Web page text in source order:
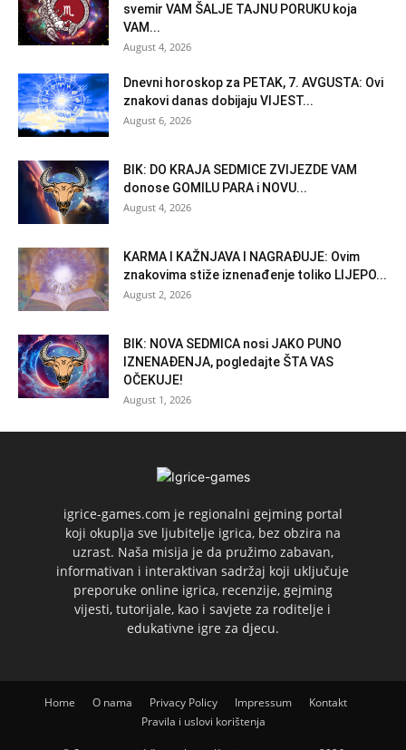
svemir VAM ŠALJE TAJNU PORUKU koja
VAM...
August 4, 2026
Dnevni horoskop za PETAK, 7. AVGUSTA: Ovi
znakovi danas dobijaju VIJEST...
August 6, 2026
BIK: DO KRAJA SEDMICE ZVIJEZDE VAM
donose GOMILU PARA i NOVU...
August 4, 2026
KARMA I KAŽNJAVA I NAGRAĐUJE: Ovim
znakovima stiže iznenađenje toliko LIJEPO...
August 2, 2026
BIK: NOVA SEDMICA nosi JAKO PUNO
IZNENAĐENJA, pogledajte ŠTA VAS
OČEKUJE!
August 1, 2026
igrice-games.com je regionalni gejming portal
koji okuplja sve ljubitelje igrica, bez obzira na
uzrast. Naša misija je da pružimo zabavan,
informativan i interaktivan sadržaj koji uključuje
preporuke online igrica, recenzije, gejming
vijesti, tutorijale, kao i savjete za roditelje i
edukativne igre za djecu.
Home O nama Privacy Policy Impressum
Kontakt
Pravila i uslovi korištenja